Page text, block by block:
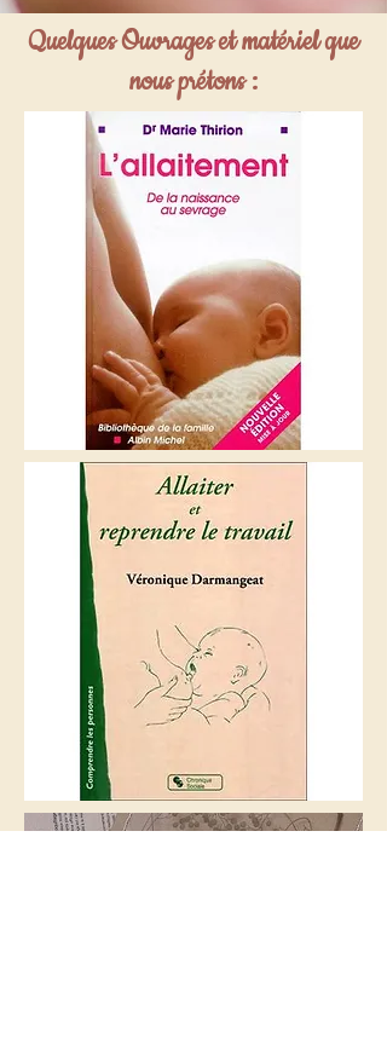
Quelques Ouvrages et matériel que
nous prétons :